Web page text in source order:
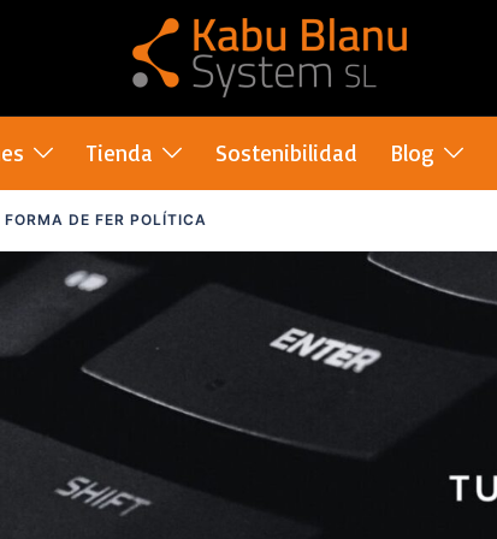
Tienda Sostenibilidad Blog
DE FER POLÍTICA